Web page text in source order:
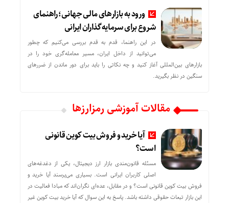
ورود به بازارهای مالی جهانی؛ راهنمای
شروع برای سرمایه‌گذاران ایرانی
در این راهنما، قدم به قدم بررسی می‌کنیم که چطور
می‌توانید از داخل ایران، مسیر معامله‌گری خود را در
بازارهای بین‌المللی آغاز کنید و چه نکاتی را باید برای دور ماندن از ضررهای
سنگین در نظر بگیرید.
مقالات آموزشی رمزارزها
آیا خرید و فروش بیت کوین قانونی
است؟
مسئله قانون‌مندی بازار ارز دیجیتال، یکی از دغدغه‌های
اصلی کاربران ایرانی است. بسیاری می‌پرسند آیا خرید و
فروش بیت کوین قانونی است؟ و در مقابل، عده‌ای نگران‌اند که مبادا فعالیت در
این بازار تبعات حقوقی داشته باشد. پاسخ به این سوال که آیا خرید بیت کوین غیر